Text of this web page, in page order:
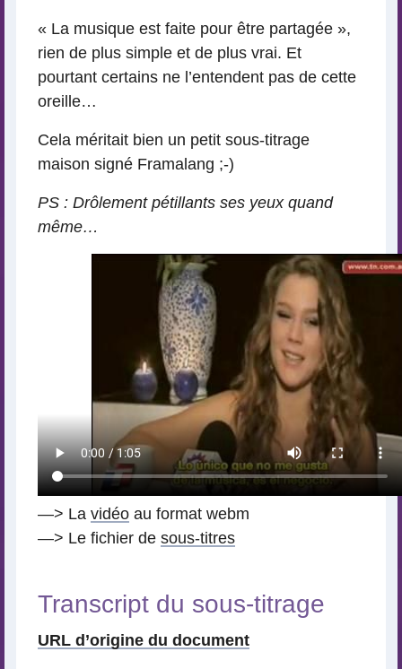
« La musique est faite pour être partagée »,
rien de plus simple et de plus vrai. Et
pourtant certains ne l’entendent pas de cette
oreille…
Cela méritait bien un petit sous-titrage
maison signé Framalang ;-)
PS : Drôlement pétillants ses yeux quand
même…
—> La vidéo au format webm
—> Le fichier de sous-titres
Transcript du sous-titrage
URL d’origine du document